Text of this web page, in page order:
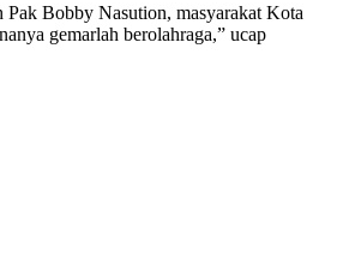
Pak Bobby Nasution, masyarakat Kota
gemarlah berolahraga,” ucap